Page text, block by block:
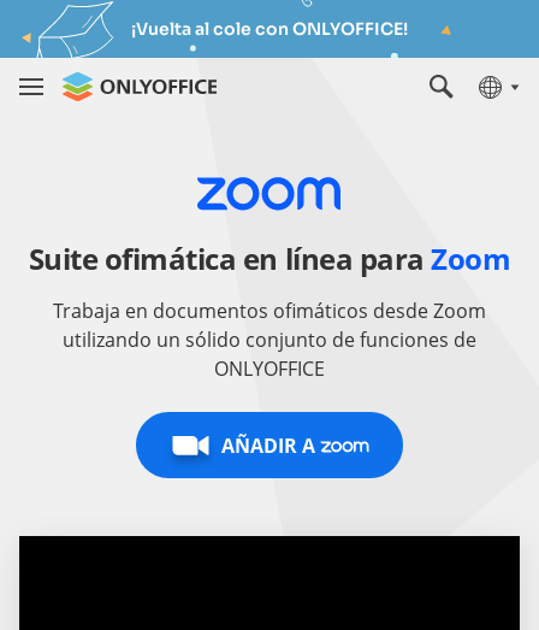
¡Vuelta al cole con ONLYOFFICE!
Suite ofimática en línea paraZoom
Trabaja en documentos ofimáticos desde Zoom
utilizando un sólido conjunto de funciones de
ONLYOFFICE
AÑADIR A